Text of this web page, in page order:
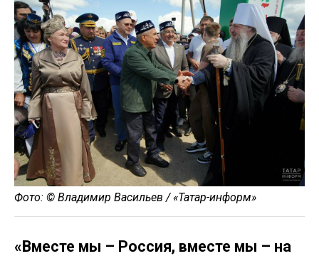
Фото: © Владимир Васильев / «Татар-информ»
«Вместе мы – Россия, вместе мы – на